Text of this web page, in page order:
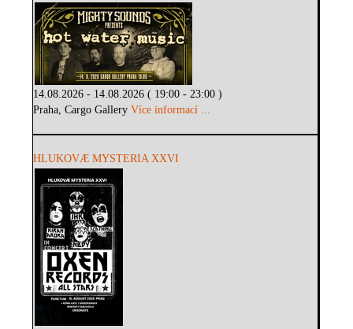
14.08.2026 - 14.08.2026 ( 19:00 - 23:00 )
Praha, Cargo GalleryVíce informací ...
HLUKOVÆ MYSTERIA XXVI